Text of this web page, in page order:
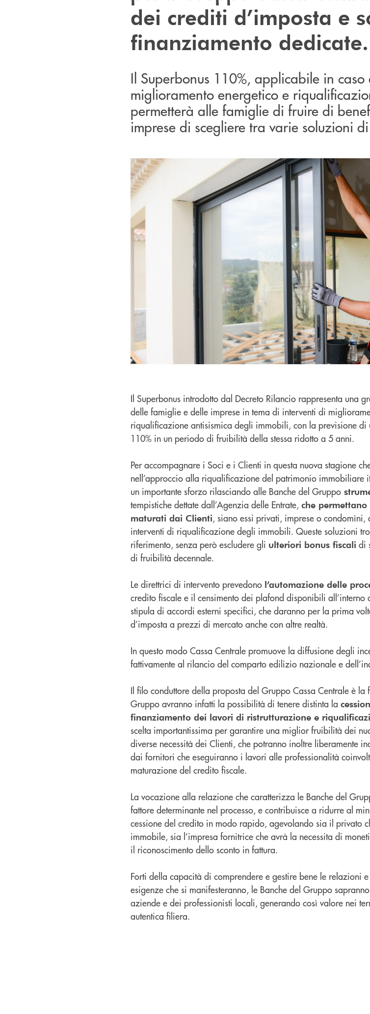
dei crediti d’imposta e
finanziamento dedicate.
Il Superbonus 110%, applicabile in
miglioramento energetico e
permetterà alle famiglie di fruire di
imprese di scegliere tra varie soluzioni
Il Superbonus introdotto dal Decreto Rilancio rappresenta una
delle famiglie e delle imprese in tema di interventi di
riqualificazione antisismica degli immobili, con la previsione
110% in un periodo di fruibilità della stessa ridotto a 5 anni.
Per accompagnare i Soci e i Clienti in questa nuova stagione
nell’approccio alla riqualificazione del patrimonio immobiliare
un importante sforzo rilasciando alle Banche del Gruppo
tempistiche dettate dall’Agenzia delle Entrate, che
maturati dai Clienti, siano essi privati, imprese o
interventi di riqualificazione degli immobili. Queste soluzioni
riferimento, senza però escludere gli ulteriori bonus fiscali di
di fruibilità decennale.
Le direttrici di intervento prevedono l’automazione delle
credito fiscale e il censimento dei plafond disponibili
stipula di accordi esterni specifici, che daranno per la prima
d’imposta a prezzi di mercato anche con altre realtà.
In questo modo Cassa Centrale promuove la diffusione degli
fattivamente al rilancio del comparto edilizio nazionale e
Il filo conduttore della proposta del Gruppo Cassa Centrale è
Gruppo avranno infatti la possibilità di tenere distinta la
finanziamento dei lavori di ristrutturazione e
scelta importantissima per garantire una miglior fruibilità dei
diverse necessità dei Clienti, che potranno inoltre liberamente
dai fornitori che eseguiranno i lavori alle professionalità
maturazione del credito fiscale.
La vocazione alla relazione che caratterizza le Banche del
fattore determinante nel processo, e contribuisce a ridurre al
cessione del credito in modo rapido, agevolando sia il privato
immobile, sia l’impresa fornitrice che avrà la necessita di
il riconoscimento dello sconto in fattura.
Forti della capacità di comprendere e gestire bene le relazioni
esigenze che si manifesteranno, le Banche del Gruppo
aziende e dei professionisti locali, generando così valore nei
autentica filiera.